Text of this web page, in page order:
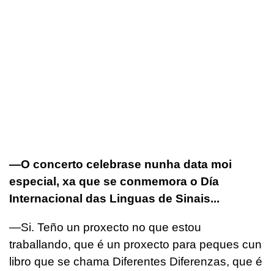
—O concerto celebrase nunha data moi
especial, xa que se conmemora o Día
Internacional das Linguas de Sinais...
—Si. Teño un proxecto no que estou
traballando, que é un proxecto para peques cun
libro que se chama Diferentes Diferenzas, que é